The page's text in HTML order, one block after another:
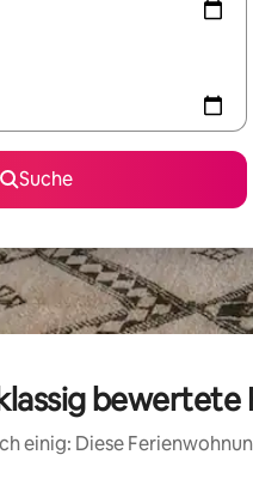
Suche
einig: Diese